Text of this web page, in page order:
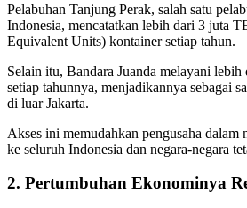
Pelabuhan Tanjung Perak, salah satu
Indonesia, mencatatkan lebih dari 3 juta
Equivalent Units) kontainer setiap tahun.
Selain itu, Bandara Juanda melayani
setiap tahunnya, menjadikannya sebagai
di luar Jakarta.
Akses ini memudahkan pengusaha
ke seluruh Indonesia dan negara-negara
2. Pertumbuhan Ekonominya